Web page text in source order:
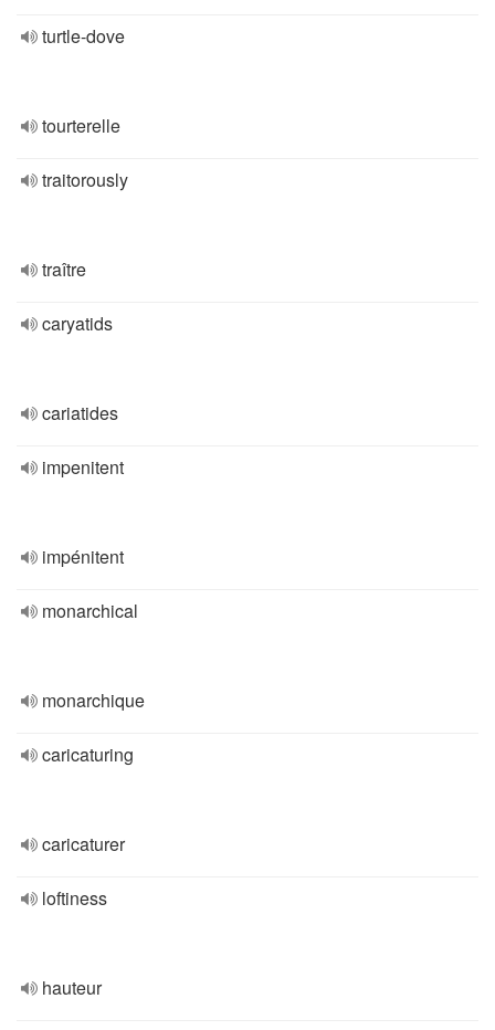
turtle-dove
tourterelle
traitorously
traître
caryatids
cariatides
impenitent
impénitent
monarchical
monarchique
caricaturing
caricaturer
loftiness
hauteur